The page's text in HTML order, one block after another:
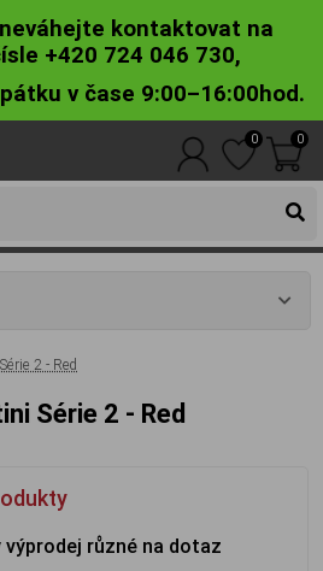
kontaktovat na
+420 724 046 730,
v čase 9:00–16:00hod.
0 0
2 - Red
Série 2 - Red
výprodej různé na dotaz